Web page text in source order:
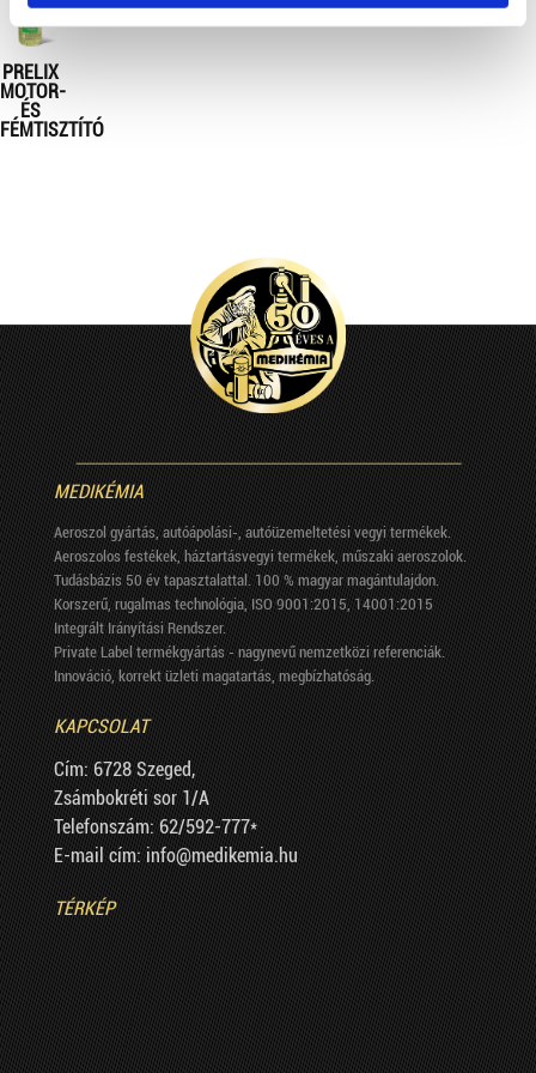
PRELIX
MOTOR-
ÉS
FÉMTISZTÍTÓ
MEDIKÉMIA
Aeroszol gyártás, autóápolási-, autóüzemeltetési vegyi termékek.
Aeroszolos festékek, háztartásvegyi termékek, műszaki aeroszolok.
Tudásbázis 50 év tapasztalattal. 100 % magyar magántulajdon.
Korszerű, rugalmas technológia, ISO 9001:2015, 14001:2015
Integrált Irányítási Rendszer.
Private Label termékgyártás - nagynevű nemzetközi referenciák.
Innováció, korrekt üzleti magatartás, megbízhatóság.
KAPCSOLAT
Cím: 6728 Szeged,
Zsámbokréti sor 1/A
Telefonszám: 62/592-777*
E-mail cím: info@medikemia.hu
TÉRKÉP